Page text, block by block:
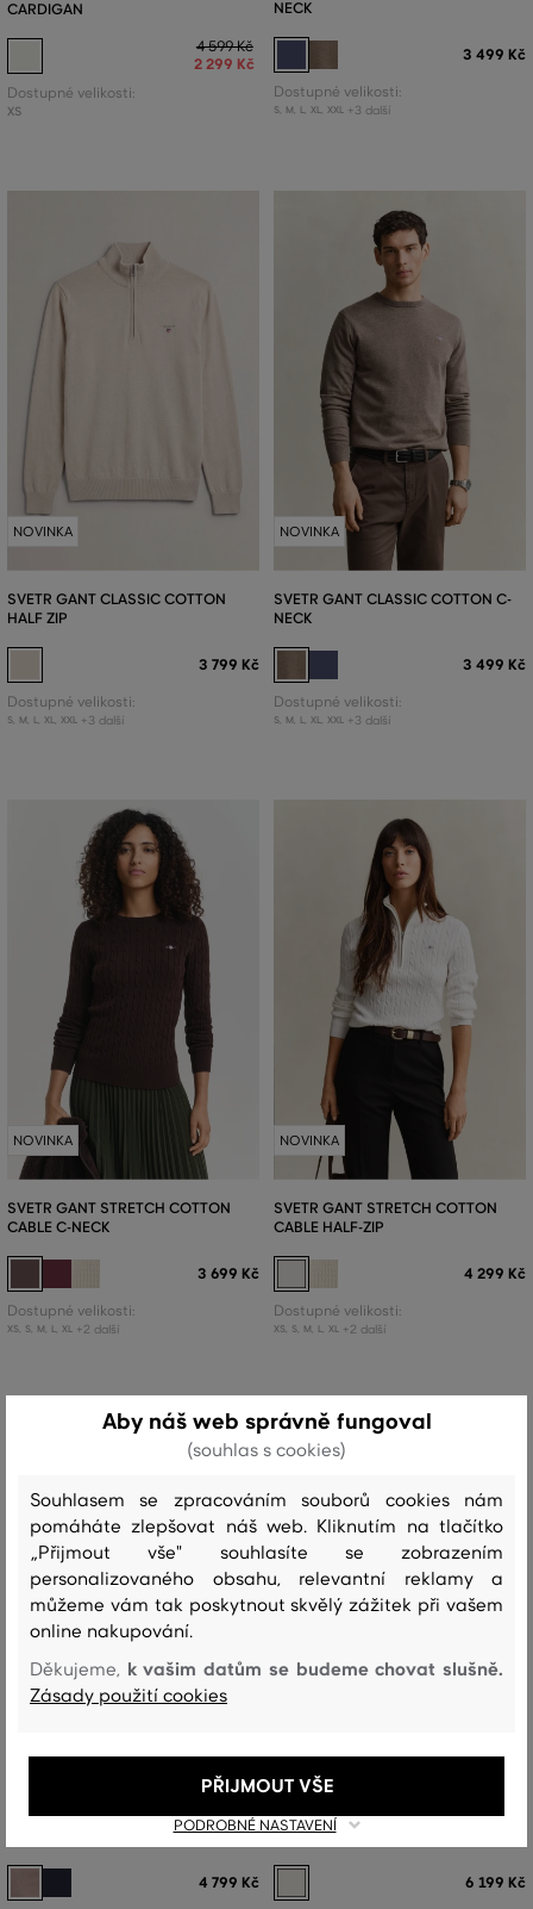
CARDIGAN
4 599 Kč
2 299 Kč
Dostupné velikosti:
XS
NECK
3 499 Kč
Dostupné velikosti:
S, M L, XL, XXL +3 další
NOVINKA
SVETR GANT CLASSIC COTTON
HALF ZIP
3 799 Kč
Dostupné velikosti:
S, M L, XL, XXL +3 další
NOVINKA
SVETR GANT CLASSIC COTTON C-
NECK
3 499 Kč
Dostupné velikosti:
S, M L, XL, XXL +3 další
NOVINKA
SVETR GANT STRETCH COTTON
CABLE C-NECK
3 699 Kč
Dostupné velikosti:
XS, S, M L, XL +2 další
NOVINKA
SVETR GANT STRETCH COTTON
CABLE HALF-ZIP
4 299 Kč
Dostupné velikosti:
XS, S, M L, XL +2 další
SVETR GANT TEXTURED SHAWL
4 799 Kč
SVETR GANT WOOL BLEND CABLE
KNIT HALF ZIP
6 199 Kč
Aby náš web správně fungoval
(souhlas s cookies)
Souhlasem se zpracováním souborů cookies nám
pomáháte zlepšovat náš web. Kliknutím na tlačítko
„Přijmout vše" souhlasíte se zobrazením
personalizovaného obsahu, relevantní reklamy a
můžeme vám tak poskytnout skvělý zážitek při vašem
online nakupování.
Děkujeme, k vašim datům se budeme chovat slušně.
Zásady použití cookies
PODROBNÉ NASTAVENÍ
PŘIJMOUT VŠE